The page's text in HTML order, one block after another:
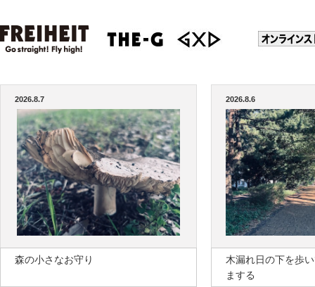
2026.8.7
森の小さなお守り
2026.8.6
木漏れ日の下を歩
まする